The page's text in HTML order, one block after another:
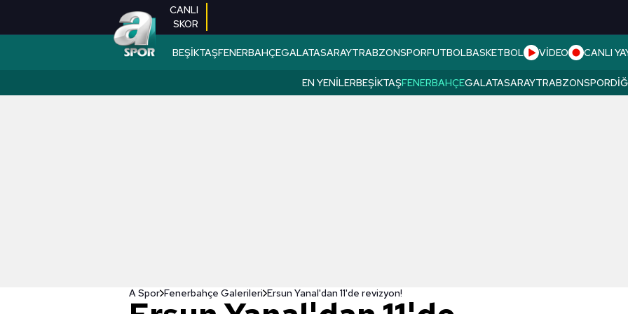
CANLI
SKOR
BEŞİKTAŞFENERBAHÇEGALATASARAYTRABZONSPORFUTBOLBASKETBOL VİDEO CANLI
EN YENILERBEŞIKTAŞFENERBAHÇEGALATASARAYTRABZONSPOR
A Spor Fenerbahçe Galerileri Ersun Yanal'dan 11'de revizyon!